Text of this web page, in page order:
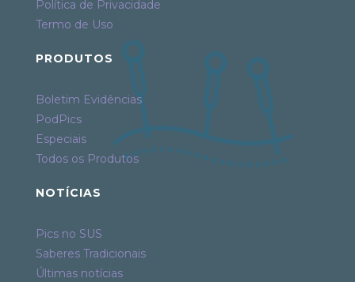
Política de Privacidade
Termo de Uso
PRODUTOS
Boletim Evidências
PodPics
Especiais
Todos os Produtos
NOTÍCIAS
Pics no SUS
Saberes Tradicionais
Últimas notícias